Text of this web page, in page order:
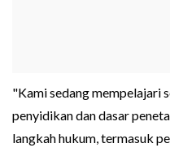
"Kami sedang mempelajari
penyidikan dan dasar
langkah hukum, termasuk